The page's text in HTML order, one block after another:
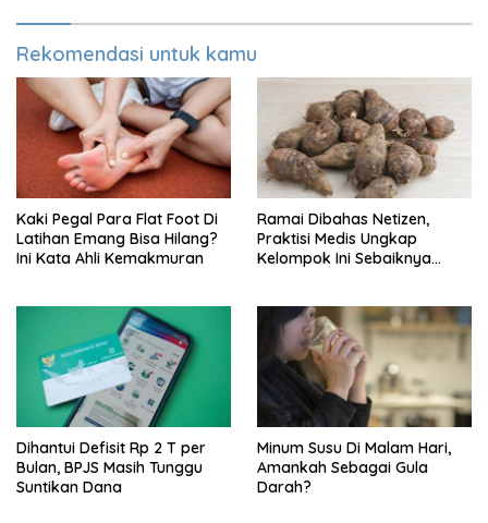
Rekomendasi untuk kamu
Kaki Pegal Para Flat Foot Di
Latihan Emang Bisa Hilang?
Ini Kata Ahli Kemakmuran
Ramai Dibahas Netizen,
Praktisi Medis Ungkap
Kelompok Ini Sebaiknya
Dihantui Defisit Rp 2 T per
Bulan, BPJS Masih Tunggu
Suntikan Dana
Minum Susu Di Malam Hari,
Amankah Sebagai Gula
Darah?